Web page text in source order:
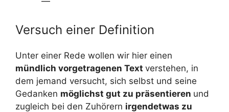
Versuch einer Definition
Unter einer Rede wollen wir hier einen
mündlich vorgetragenen Text verstehen, in
dem jemand versucht, sich selbst und seine
Gedanken möglichst gut zu präsentieren und
zugleich bei den Zuhörern irgendetwas zu